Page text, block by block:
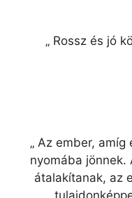
„ Rossz és jó
„ Az ember, amíg
nyomába jönnek.
átalakítanak, az